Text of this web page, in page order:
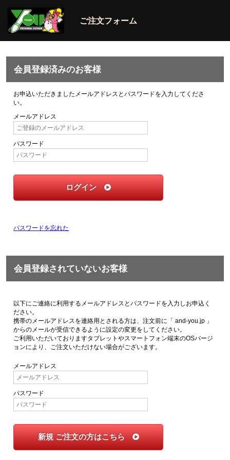
ご注文フォーム
会員登録済みのお客様
お申込いただきましたメールアドレスとパスワードを入力してくださ
い。
メールアドレス
パスワード
ログイン
パスワードを忘れた
会員登録されていないお客様
以下にご連絡に利用するメールアドレスとパスワードを入力しお申込く
ださい。
携帯のメールアドレスを連絡用とされる方は、注文前に「 and-you.jp 」
からのメールが受信できるように設定の変更をしてください。
ご利用いただいておりますタブレットやスマートフォン端末のOSバージ
ョンにより、ご注文いただけない場合がございます。
メールアドレス
パスワード
新規 ご注文の方はこちら